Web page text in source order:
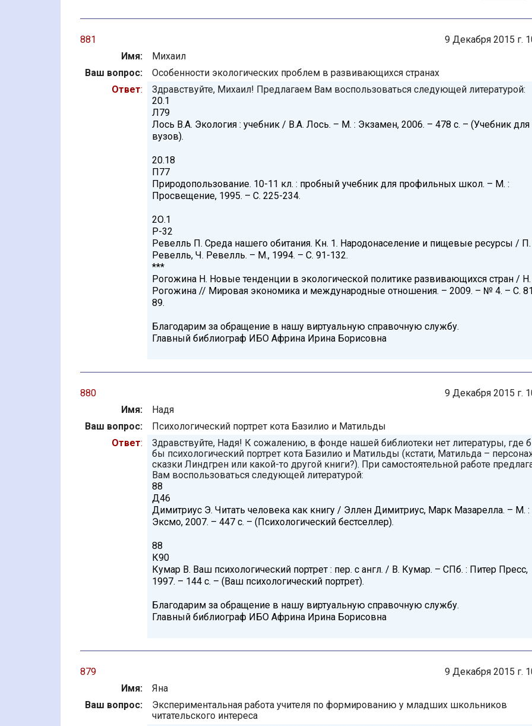
881
9 Декабря 2015 г.
Имя:
Михаил
Ваш вопрос:
Особенности экологических проблем в развивающихся странах
Ответ:
Здравствуйте, Михаил! Предлагаем Вам воспользоваться следующей литературой:
20.1
Л79
Лось В.А. Экология : учебник / В.А. Лось. – М. : Экзамен, 2006. – 478 с. – (Учебник для
вузов).
20.18
П77
Природопользование. 10-11 кл. : пробный учебник для профильных школ. – М. :
Просвещение, 1995. – С. 225-234.
2О.1
Р-32
Ревелль П. Среда нашего обитания. Кн. 1. Народонаселение и пищевые ресурсы / П.
Ревелль, Ч. Ревелль. – М., 1994. – С. 91-132.
***
Рогожина Н. Новые тенденции в экологической политике развивающихся стран / Н.
Рогожина // Мировая экономика и международные отношения. – 2009. – № 4. – С.
89.
Благодарим за обращение в нашу виртуальную справочную службу.
Главный библиограф ИБО Африна Ирина Борисовна
880
9 Декабря 2015 г.
Имя:
Надя
Ваш вопрос:
Психологический портрет кота Базилио и Матильды
Ответ:
Здравствуйте, Надя! К сожалению, в фонде нашей библиотеки нет литературы, где
бы психологический портрет кота Базилио и Матильды (кстати, Матильда –
сказки Линдгрен или какой-то другой книги?). При самостоятельной работе
Вам воспользоваться следующей литературой:
88
Д46
Димитриус Э. Читать человека как книгу / Эллен Димитриус, Марк Мазарелла. – М. :
Эксмо, 2007. – 447 с. – (Психологический бестселлер).
88
К90
Кумар В. Ваш психологический портрет : пер. с англ. / В. Кумар. – СПб. : Питер Пресс,
1997. – 144 с. – (Ваш психологический портрет).
Благодарим за обращение в нашу виртуальную справочную службу.
Главный библиограф ИБО Африна Ирина Борисовна
879
9 Декабря 2015 г.
Имя:
Яна
Ваш вопрос:
Экспериментальная работа учителя по формированию у младших школьников
читательского интереса